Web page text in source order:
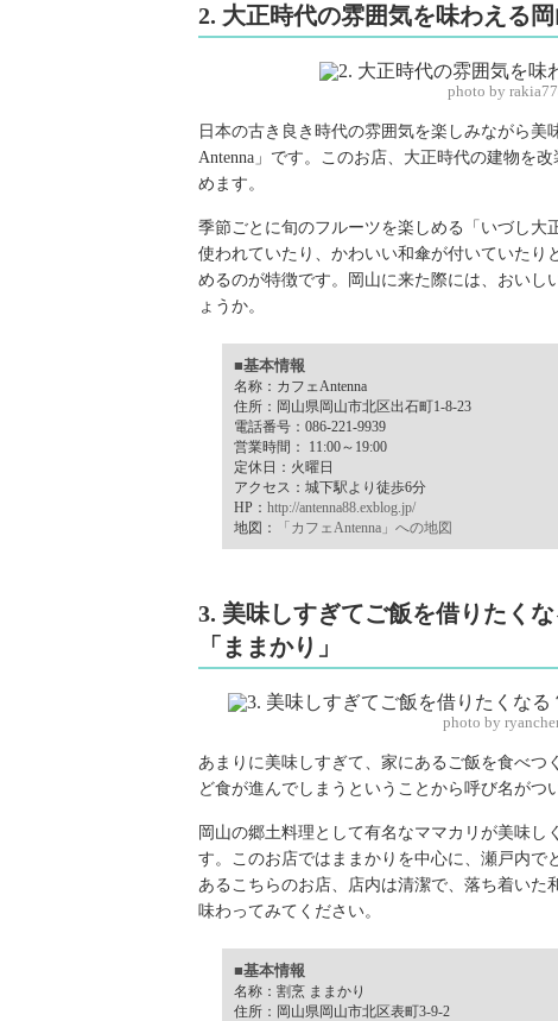
2. 大正時代の雰囲気を味わえる
photo by
日本の古き良き時代の雰囲気を楽しみながら
Antenna」です。このお店、大正時代の建物を
めます。
季節ごとに旬のフルーツを楽しめる「いづし大
使われていたり、かわいい和傘が付いていたり
めるのが特徴です。岡山に来た際には、おいし
ょうか。
■基本情報
名称：カフェAntenna
住所：岡山県岡山市北区出石町1-8-23
電話番号：086-221-9939
営業時間： 11:00～19:00
定休日：火曜日
アクセス：城下駅より徒歩6分
HP： http://antenna88.exblog.jp/
地図：
「カフェAntenna」への地図
3. 美味しすぎてご飯を借りたく
「ままかり」
photo by
あまりに美味しすぎて、家にあるご飯を食べつ
ど食が進んでしまうということから呼び名がつ
岡山の郷土料理として有名なママカリが美味
す。このお店ではままかりを中心に、瀬戸内で
あるこちらのお店、店内は清潔で、落ち着いた
味わってみてください。
■基本情報
名称：割烹 ままかり
住所：岡山県岡山市北区表町3-9-2